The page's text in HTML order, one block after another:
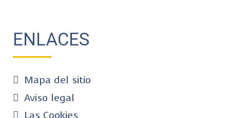
ENLACES
Mapa del sitio
Aviso legal
Las Cookies